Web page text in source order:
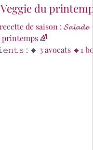
du printemps
de saison : 𝓢𝓪𝓵𝓪𝓭𝓮
printemps 🌈
🔸1 boîte